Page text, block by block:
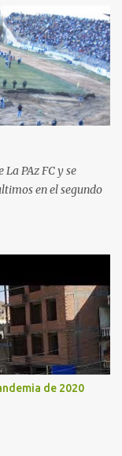
PAz FC y se
en el segundo
de 2020